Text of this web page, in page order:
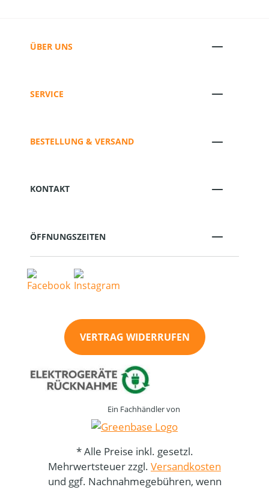
ÜBER UNS
SERVICE
BESTELLUNG & VERSAND
KONTAKT
ÖFFNUNGSZEITEN
VERTRAG WIDERRUFEN
Ein Fachhändler von
* Alle Preise inkl. gesetzl.
Mehrwertsteuer zzgl. Versandkosten
und ggf. Nachnahmegebühren, wenn